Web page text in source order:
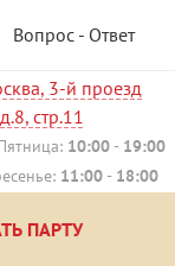
Вопрос - Ответ
3-й проезд
стр.11
10:00- 19:00
11:00- 18:00
ПАРТУ